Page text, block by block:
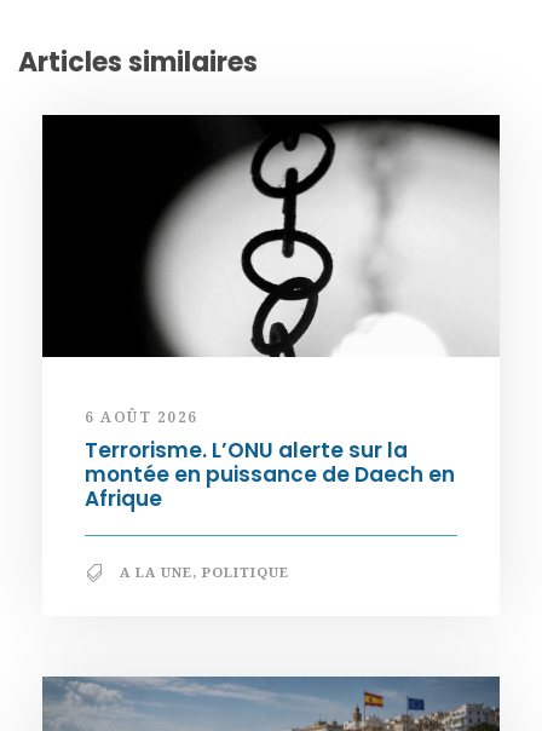
Articles similaires
6 AOÛT 2026
Terrorisme. L’ONU alerte sur la
montée en puissance de Daech en
Afrique
A LA UNE, POLITIQUE